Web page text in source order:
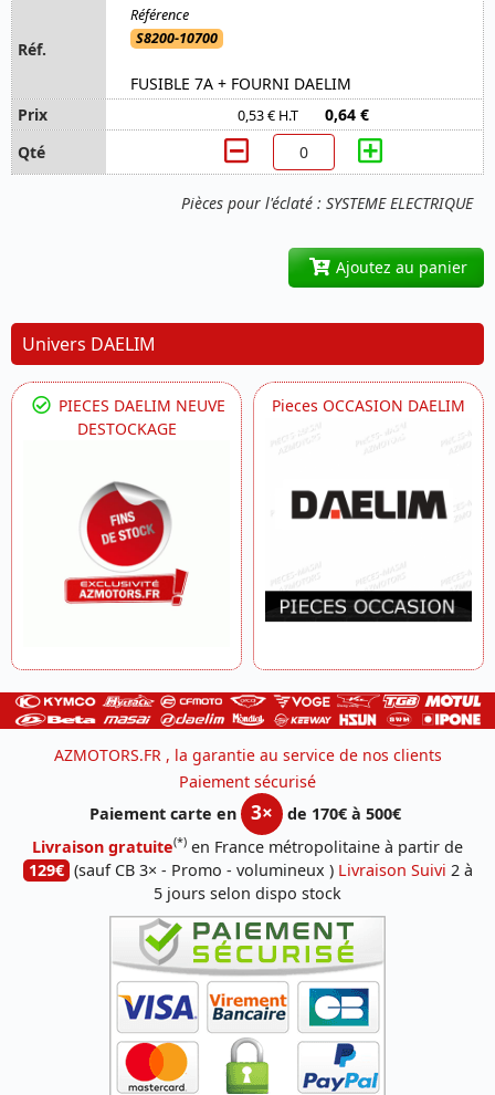
Pièces pour l'éclaté : SYSTEME ELECTRIQUE
S8200-10700
FUSIBLE 7A + FOURNI DAELIM
0,53 € H.T 0,64 €
Ajoutez au panier
Univers DAELIM
PIECES DAELIM NEUVE
DESTOCKAGE
Pieces OCCASION DAELIM
AZMOTORS.FR , la garantie au service de nos clients
Paiement sécurisé
Paiement carte en
3×
de 170€ à 500€
Livraison gratuite(*) en France métropolitaine à partir de
129€ (sauf CB 3× - Promo - volumineux ) Livraison Suivi 2 à
5 jours selon dispo stock